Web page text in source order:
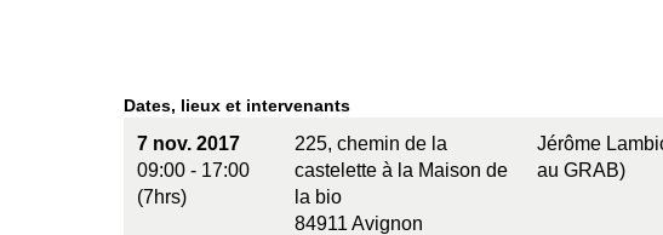
Dates, lieux et intervenants
7 nov. 2017
09:00 - 17:00
(7hrs)
225, chemin de la
castelette à la Maison de
la bio
84911 Avignon
Jérôme
au GRAB)